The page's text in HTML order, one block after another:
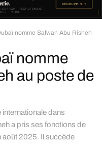
nomme Safwan Abu Risheh
nomme
au poste de
internationale dans
a pris ses fonctions de
août 2025. Il succède